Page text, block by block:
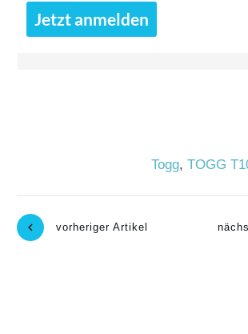
Jetzt anmelden
Togg, TOGG
vorheriger Artikel